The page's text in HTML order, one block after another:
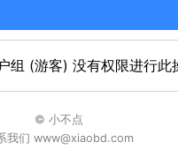
组 (游客) 没有权限进行此
© 小不点
我们 www@xiaobd.com